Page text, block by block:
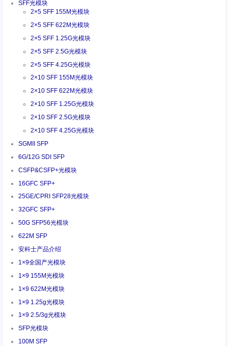
SFF光模块
2×5 SFF 155M光模块
2×5 SFF 622M光模块
2×5 SFF 1.25G光模块
2×5 SFF 2.5G光模块
2×5 SFF 4.25G光模块
2×10 SFF 155M光模块
2×10 SFF 622M光模块
2×10 SFF 1.25G光模块
2×10 SFF 2.5G光模块
2×10 SFF 4.25G光模块
SGMII SFP
6G/12G SDI SFP
CSFP&CSFP+光模块
16GFC SFP+
25GE/CPRI SFP28光模块
32GFC SFP+
50G SFP56光模块
622M SFP
安科士产品介绍
1×9全国产光模块
1×9 155M光模块
1×9 622M光模块
1×9 1.25g光模块
1×9 2.5/3g光模块
SFP光模块
100M SFP